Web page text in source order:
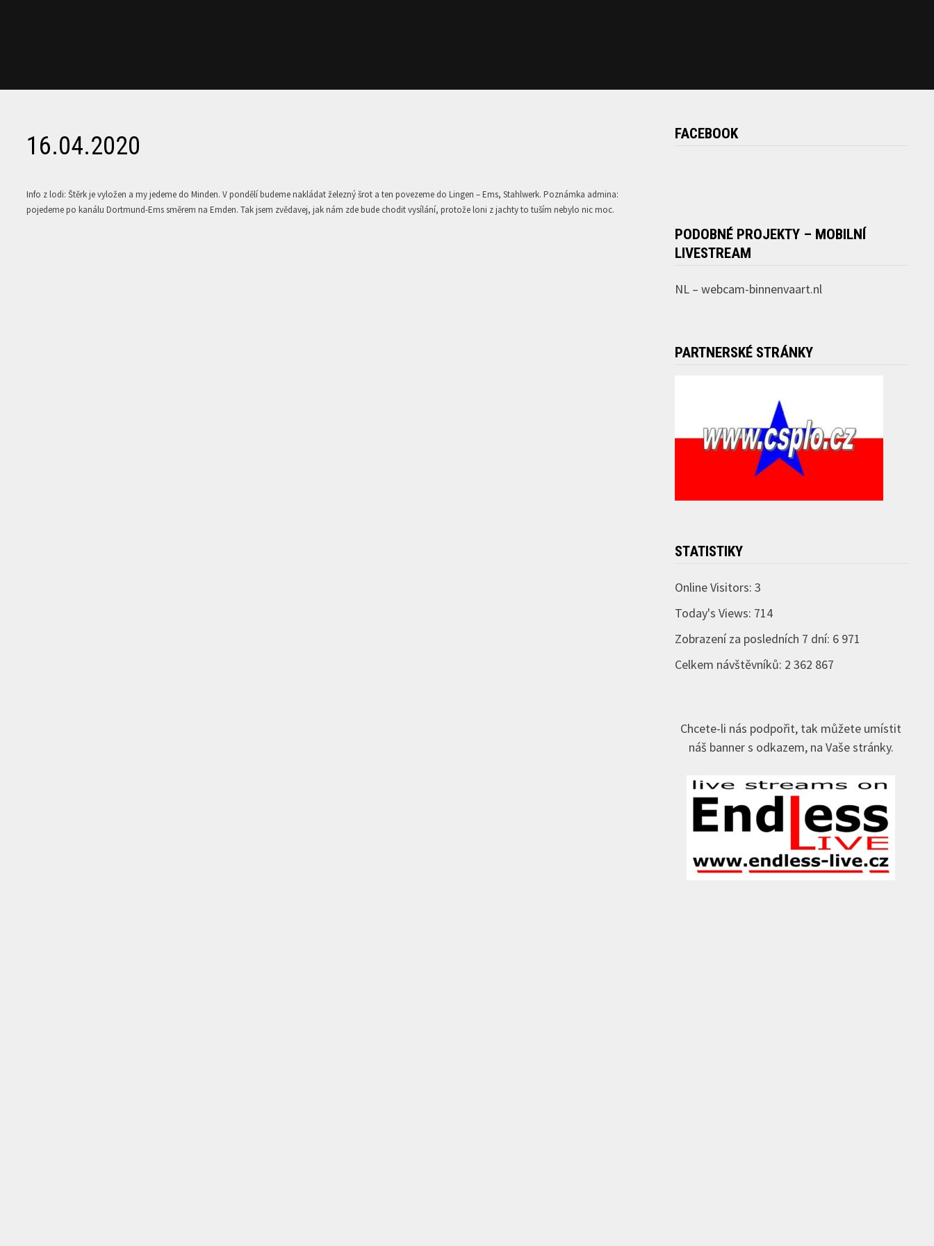
16.04.2020
Info z lodi: Štěrk je vyložen a my jedeme do Minden. V pondělí budeme nakládat železný šrot a ten povezeme do Lingen – Ems, Stahlwerk. Poznámka admina:
pojedeme po kanálu Dortmund-Ems směrem na Emden. Tak jsem zvědavej, jak nám zde bude chodit vysílání, protože loni z jachty to tuším nebylo nic moc.
FACEBOOK
PODOBNÉ PROJEKTY – MOBILNÍ
LIVESTREAM
NL – webcam-binnenvaart.nl
PARTNERSKÉ STRÁNKY
STATISTIKY
Online Visitors: 3
Today's Views: 714
Zobrazení za posledních 7 dní: 6 971
Celkem návštěvníků: 2 362 867
Chcete-li nás podpořit, tak můžete umístit
náš banner s odkazem, na Vaše stránky.